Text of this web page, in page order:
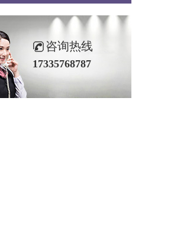
咨询热线
17335768787